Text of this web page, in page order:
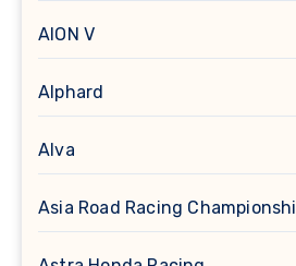
AION V
Alphard
Alva
Asia Road Racing